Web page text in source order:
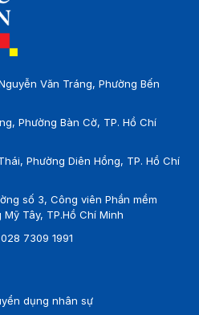
Văn Tráng, Phường Bến
Phường Bàn Cờ, TP. Hồ Chí
Phường Diên Hồng, TP. Hồ Chí
số 3, Công viên Phần mềm
Tây, TP.Hồ Chí Minh
028 7309 1991
dụng nhân sự